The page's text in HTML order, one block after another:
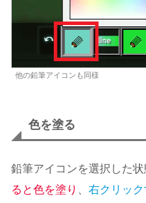
他の鉛筆アイコンも同様
色を塗る
鉛筆アイコンを選択した
ると色を塗り
右クリッ